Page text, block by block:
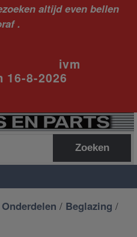
altijd even bellen
.
8-2026
Zoeken
/ Beglazing /